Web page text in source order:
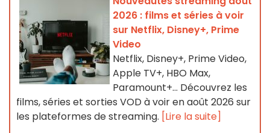
2026 : films et séries à voir
sur Netflix, Disney+, Prime
Video
Netflix, Disney+, Prime Video,
Apple TV+, HBO Max,
Paramount+… Découvrez les
films, séries et sorties VOD à voir en août 2026 sur
les plateformes de streaming. [Lire la suite]